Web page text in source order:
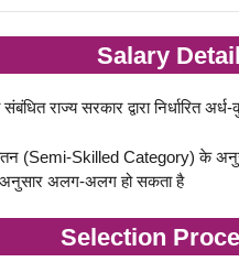
Salary
संबंधित राज्य सरकार द्वारा
(Semi-Skilled Category) के
अलग-अलग हो सकता है
Selection